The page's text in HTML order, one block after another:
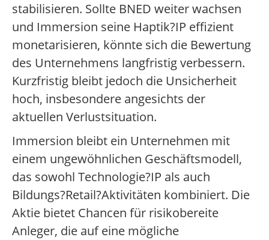
stabilisieren. Sollte BNED weiter wachsen
und Immersion seine Haptik?IP effizient
monetarisieren, könnte sich die Bewertung
des Unternehmens langfristig verbessern.
Kurzfristig bleibt jedoch die Unsicherheit
hoch, insbesondere angesichts der
aktuellen Verlustsituation.
Immersion bleibt ein Unternehmen mit
einem ungewöhnlichen Geschäftsmodell,
das sowohl Technologie?IP als auch
Bildungs?Retail?Aktivitäten kombiniert. Die
Aktie bietet Chancen für risikobereite
Anleger, die auf eine mögliche